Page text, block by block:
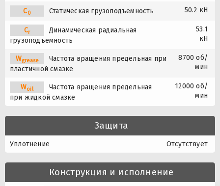
C0 Статическая грузоподъемность 50.2 кН
Cr
Динамическая радиальная
грузоподъемность
53.1
кН
Wgrease
Частота вращения предельная при
пластичной смазке
8700 об/
мин
Woil
Частота вращения предельная
при жидкой смазке
12000 об/
мин
Защита
Уплотнение Отсутствует
Конструкция и исполнение